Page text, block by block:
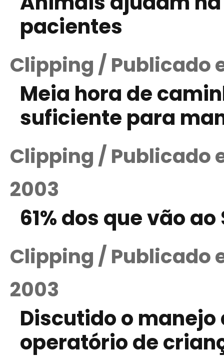
pacientes
Clipping / Publicado
Meia hora de
suficiente para
Clipping / Publicado
2003
61% dos que vão
Clipping / Publicado
2003
Discutido o
operatório de